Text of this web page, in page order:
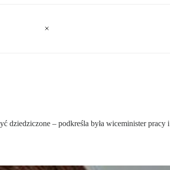
– podkreśla była wiceminister